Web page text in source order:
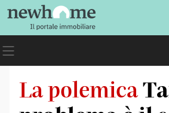
La polemica